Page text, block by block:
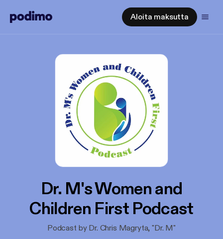
Aloita maksutta
Dr. M's Women and
Children First Podcast
Podcast by Dr. Chris Magryta, "Dr. M"